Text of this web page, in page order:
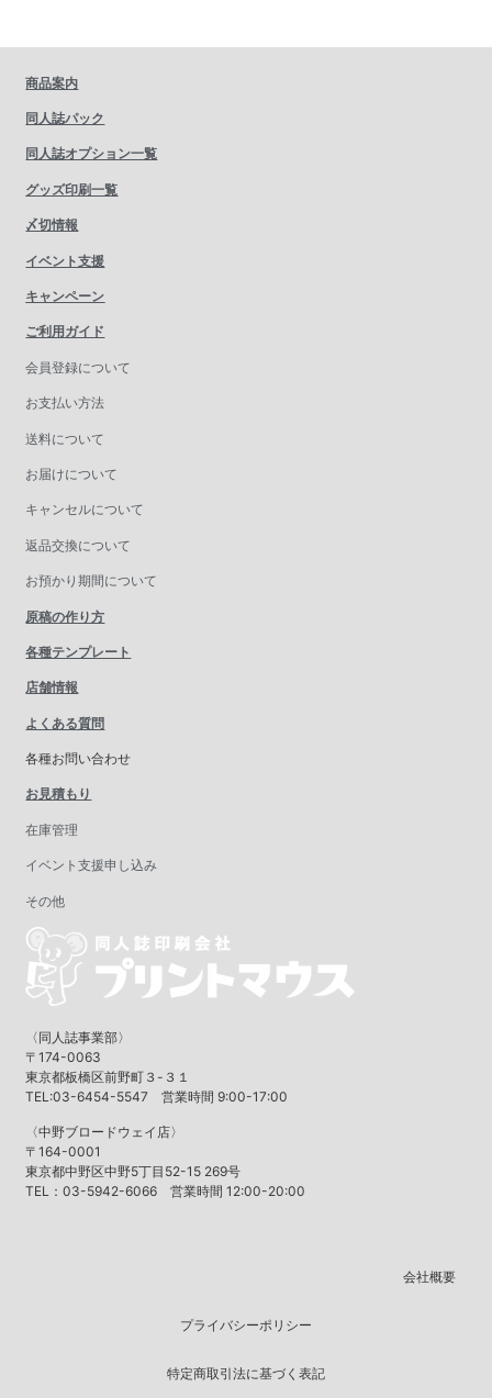
商品案内
同人誌パック
同人誌オプション一覧
グッズ印刷一覧
〆切情報
イベント支援
キャンペーン
ご利用ガイド
会員登録について
お支払い方法
送料について
お届けについて
キャンセルについて
返品交換について
お預かり期間について
原稿の作り方
各種テンプレート
店舗情報
よくある質問
各種お問い合わせ
お見積もり
在庫管理
イベント支援申し込み
その他
〈同人誌事業部〉
〒174-0063
東京都板橋区前野町３-３１
TEL:03-6454-5547 営業時間 9:00-17:00
〈中野ブロードウェイ店〉
〒164-0001
東京都中野区中野5丁目52-15 269号
TEL：03-5942-6066 営業時間 12:00-20:00
会社概要
プライバシーポリシー
特定商取引法に基づく表記